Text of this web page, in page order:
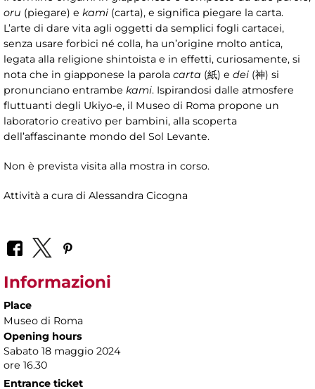
oru (piegare) e kami (carta), e significa piegare la carta.
L’arte di dare vita agli oggetti da semplici fogli cartacei,
senza usare forbici né colla, ha un’origine molto antica,
legata alla religione shintoista e in effetti, curiosamente, si
nota che in giapponese la parola carta (紙) e dei (神) si
pronunciano entrambe kami. Ispirandosi dalle atmosfere
fluttuanti degli Ukiyo-e, il Museo di Roma propone un
laboratorio creativo per bambini, alla scoperta
dell’affascinante mondo del Sol Levante.
Non è prevista visita alla mostra in corso.
Attività a cura di Alessandra Cicogna
Informazioni
Place
Museo di Roma
Opening hours
Sabato 18 maggio 2024
ore 16.30
Entrance ticket